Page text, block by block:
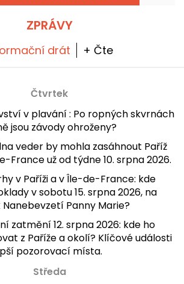
ZPRÁVY
drát + Čte
Čtvrtek
v plavání : Po ropných skvrnách
jsou závody ohroženy?
veder by mohla zasáhnout Paříž
France už od týdne 10. srpna 2026.
v Paříži a v Île-de-France: kde
v sobotu 15. srpna 2026, na
Panny Marie?
zatmění 12. srpna 2026: kde ho
z Paříže a okolí? Klíčové události
pozorovací místa.
Středa